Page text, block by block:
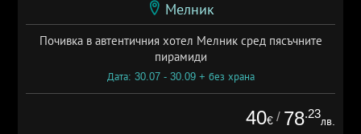
Мелник
Почивка в автентичния хотел Мелник сред пясъчните
пирамиди
Дата: 30.07 - 30.09 + без храна
40€ / 78.23
лв.